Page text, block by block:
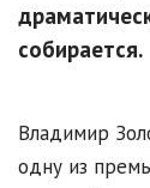
собирается.
Владимир
одну из